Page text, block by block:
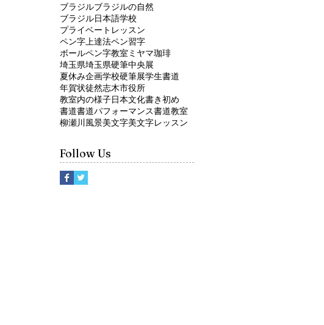
ブラジルブラジルの自然
ブラジル日本語学校
プライベートレッスン
ペン字上達法ペン習字
ボールペン字教室 ミヤマ珈琲
埼玉県埼玉県硬筆中央展
夏休み企画学校硬筆展学生書道
年賀状徒然志木市役所
教室内の様子日本文化書き初め
書道書道パフォーマンス書道教室
柳瀬川風景美文字美文字レッスン
Follow Us